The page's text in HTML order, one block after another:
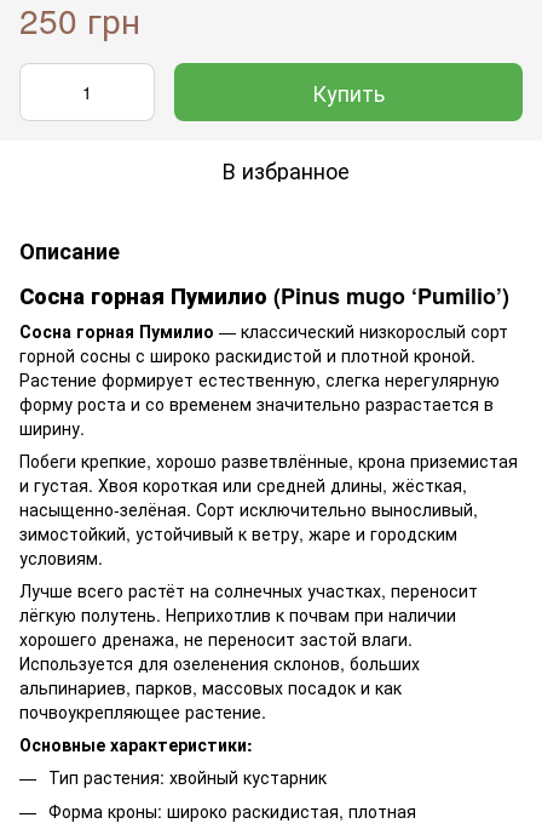
250 грн
Купить
В избранное
Описание
Сосна горная Пумилио (Pinus mugo ‘Pumilio’)
Сосна горная Пумилио — классический низкорослый сорт
горной сосны с широко раскидистой и плотной кроной.
Растение формирует естественную, слегка нерегулярную
форму роста и со временем значительно разрастается в
ширину.
Побеги крепкие, хорошо разветвлённые, крона приземистая
и густая. Хвоя короткая или средней длины, жёсткая,
насыщенно-зелёная. Сорт исключительно выносливый,
зимостойкий, устойчивый к ветру, жаре и городским
условиям.
Лучше всего растёт на солнечных участках, переносит
лёгкую полутень. Неприхотлив к почвам при наличии
хорошего дренажа, не переносит застой влаги.
Используется для озеленения склонов, больших
альпинариев, парков, массовых посадок и как
почвоукрепляющее растение.
Основные характеристики:
Тип растения: хвойный кустарник
Форма кроны: широко раскидистая, плотная